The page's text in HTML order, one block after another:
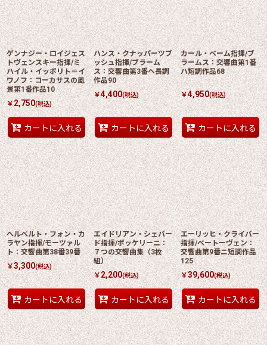
ゲンナジー・ロイジェス
トヴェンスキー指揮/ミ
ハイル・イッポリト＝イ
ワノフ：コーカサスの風
景第1番作品10
￥2,750(税込)
カートに入れる
ハンス・クナッパーツブ
ッシュ指揮/ブラーム
ス：交響曲第3番ヘ長調
作品90
￥4,400(税込)
カートに入れる
カール・ベーム指揮/ブ
ラームス：交響曲第1番
ハ短調作品68
￥4,950(税込)
カートに入れる
ヘルベルト・フォン・カ
ラヤン指揮/モーツァル
ト：交響曲第38番39番
￥3,300(税込)
カートに入れる
エイドリアン・シェパー
ド指揮/ポッケリーニ：
７つの交響曲集（3枚
組）
￥ 2,200(税込)
カートに入れる
エーリッヒ・クライバー
指揮/ベートーヴェン：
交響曲第9番ニ短調作品
125
￥39,600(税込)
カートに入れる